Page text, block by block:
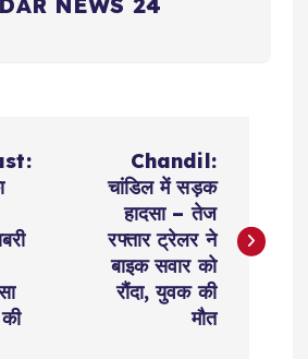
Chandil:
चांडिल में सड़क
हादसा – तेज
रफ्तार ट्रेलर ने
बाइक सवार को
रौंदा, युवक की
मौत